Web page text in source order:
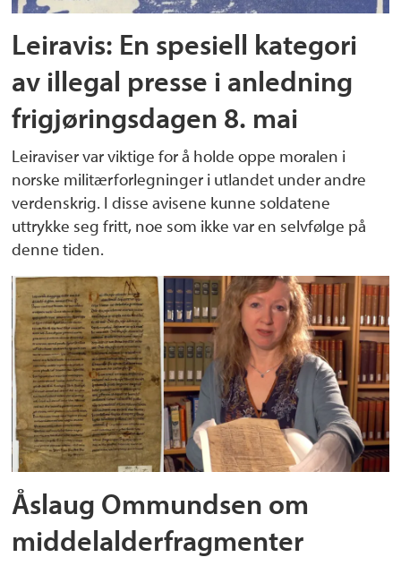
Leiravis: En spesiell kategori
av illegal presse i anledning
frigjøringsdagen 8. mai
Leiraviser var viktige for å holde oppe moralen i
norske militærforlegninger i utlandet under andre
verdenskrig. I disse avisene kunne soldatene
uttrykke seg fritt, noe som ikke var en selvfølge på
denne tiden.
Åslaug Ommundsen om
middelalderfragmenter